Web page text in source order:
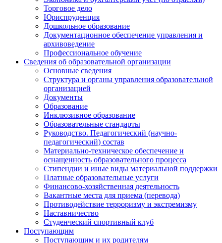
Торговое дело
Юриспруденция
Дошкольное образование
Документационное обеспечение управления и
архивоведение
Профессиональное обучение
Сведения об образовательной организации
Основные сведения
Структура и органы управления образовательной
организацией
Документы
Образование
Инклюзивное образование
Образовательные стандарты
Руководство. Педагогический (научно-
педагогический) состав
Материально-техническое обеспечение и
оснащенность образовательного процесса
Стипендии и иные виды материальной поддержки
Платные образовательные услуги
Финансово-хозяйственная деятельность
Вакантные места для приема (перевода)
Противодействие терроризму и экстремизму
Наставничество
Студенческий спортивный клуб
Поступающим
Поступающим и их родителям